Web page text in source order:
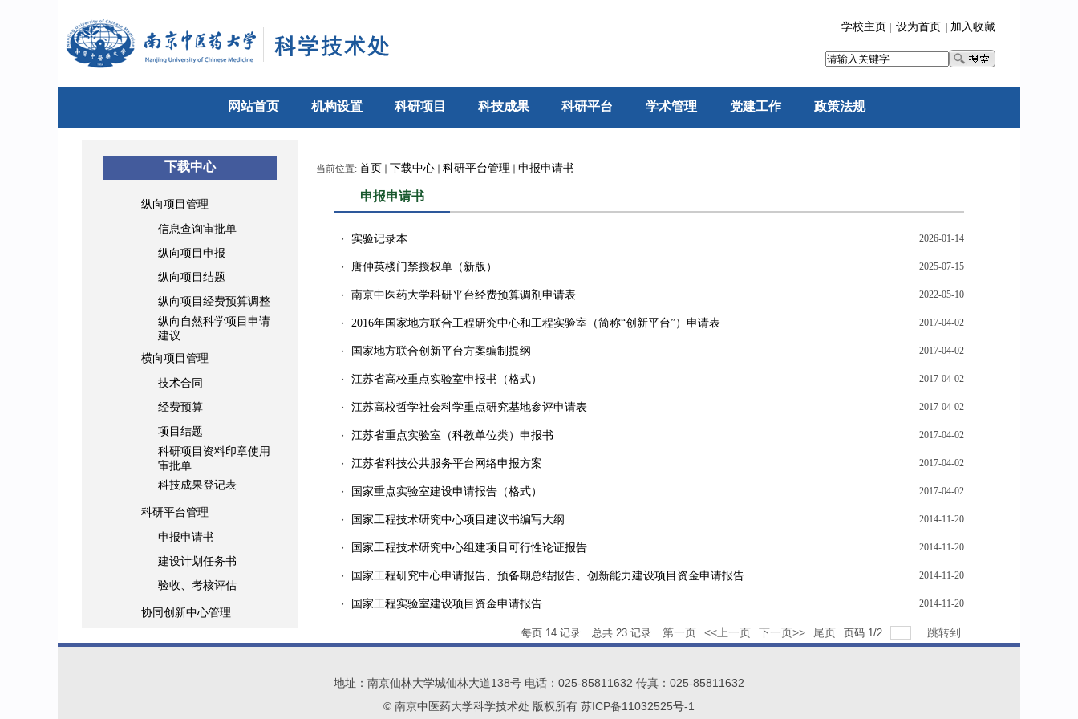
学校主页 设为首页 加入收藏
网站首页 机构设置 科研项目 科技成果 科研平台 学术管理 党建工作 政策法规
下载中心
纵向项目管理
信息查询审批单
纵向项目申报
纵向项目结题
纵向项目经费预算调整
纵向自然科学项目申请
建议
横向项目管理
技术合同
经费预算
项目结题
科研项目资料印章使用
审批单
科技成果登记表
科研平台管理
申报申请书
建设计划任务书
验收、考核评估
协同创新中心管理
当前位置: 首页 下载中心 科研平台管理 申报申请书
申报申请书
・ 实验记录本 2026-01-14
・ 唐仲英楼门禁授权单（新版） 2025-07-15
・ 南京中医药大学科研平台经费预算调剂申请表 2022-05-10
・ 2016年国家地方联合工程研究中心和工程实验室（简称“创新平台”）申请表 2017-04-02
・ 国家地方联合创新平台方案编制提纲 2017-04-02
・ 江苏省高校重点实验室申报书（格式） 2017-04-02
・ 江苏高校哲学社会科学重点研究基地参评申请表 2017-04-02
・ 江苏省重点实验室（科教单位类）申报书 2017-04-02
・ 江苏省科技公共服务平台网络申报方案 2017-04-02
・ 国家重点实验室建设申请报告（格式） 2017-04-02
・ 国家工程技术研究中心项目建议书编写大纲 2014-11-20
・ 国家工程技术研究中心组建项目可行性论证报告 2014-11-20
・ 国家工程研究中心申请报告、预备期总结报告、创新能力建设项目资金申请报告 2014-11-20
・ 国家工程实验室建设项目资金申请报告 2014-11-20
每页 14 记录 总共 23 记录 第一页 <<上一页 下一页>> 尾页 页码 1/2 跳转到
地址：南京仙林大学城仙林大道138号 电话：025-85811632 传真：025-85811632
© 南京中医药大学科学技术处 版权所有 苏ICP备11032525号-1